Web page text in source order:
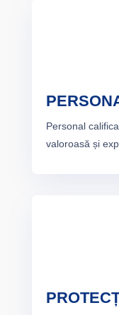
Personal
valoroasă și